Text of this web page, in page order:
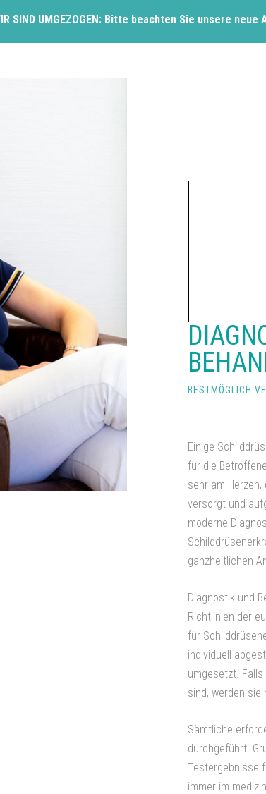
SIND UMGEZOGEN: Bitte beachten Sie unsere neue
BESTMÖGLICH
Einige
für die
sehr am
versorgt und
moderne
ganzheitlichen
Diagnostik und
Richtlinien der
für
individuell
umgesetzt. Falls
sind, werden
Sämtliche
durchgeführt.
Testergebnisse
immer im